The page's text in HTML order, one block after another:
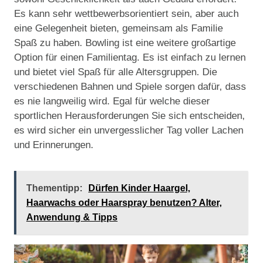
Es kann sehr wettbewerbsorientiert sein, aber auch
eine Gelegenheit bieten, gemeinsam als Familie
Spaß zu haben. Bowling ist eine weitere großartige
Option für einen Familientag. Es ist einfach zu lernen
und bietet viel Spaß für alle Altersgruppen. Die
verschiedenen Bahnen und Spiele sorgen dafür, dass
es nie langweilig wird. Egal für welche dieser
sportlichen Herausforderungen Sie sich entscheiden,
es wird sicher ein unvergesslicher Tag voller Lachen
und Erinnerungen.
Thementipp:
Dürfen Kinder Haargel,
Haarwachs oder Haarspray benutzen? Alter,
Anwendung & Tipps